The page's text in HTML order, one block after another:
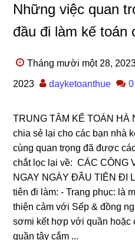
Những việc quan
đầu đi làm kế toán
Tháng mười một 28,
2023 dayketoanthue
TRUNG TÂM KẾ TOÁN HÀ
chia sẻ lại cho các bạn nhà
cùng quan trọng đã được
chắt lọc lại về: CÁC CÔNG
NGAY NGÀY ĐẦU TIÊN ĐI
tiên đi làm: - Trang phục: là
thiện cảm với Sếp & đồng
sơmi kết hợp với quần hoặc
quần tây cắm ...